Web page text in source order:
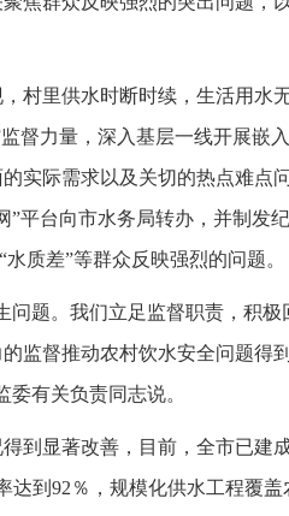
村里供水时断时续，生活用水
督力量，深入基层一线开展嵌
实际需求以及关切的热点难点问
”平台向市水务局转办，并制发
质差”等群众反映强烈的问题。
问题。我们立足监督职责，积极
监督推动农村饮水安全问题得
有关负责同志说。
到显著改善，目前，全市已建
达到92％，规模化供水工程覆盖